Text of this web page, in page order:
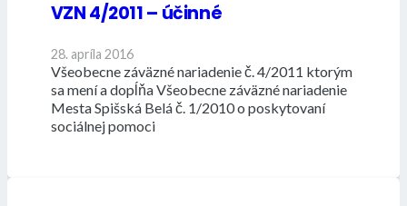
VZN 4/2011 – účinné
28. apríla 2016
Všeobecne záväzné nariadenie č. 4/2011 ktorým
sa mení a dopĺňa Všeobecne záväzné nariadenie
Mesta Spišská Belá č. 1/2010 o poskytovaní
sociálnej pomoci